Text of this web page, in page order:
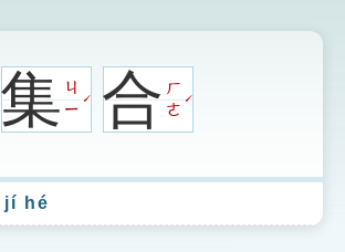
圖
集ㄐ
ㄧ
ˊ 合ㄏ
ㄜ
ˊ
jí hé